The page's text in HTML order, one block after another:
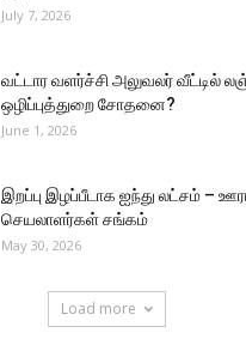
July 7, 2026
வட்டார வளர்ச்சி அலுவலர் வீட்டில்
ஒழிப்புத்துறை சோதனை?
June 1, 2026
இறப்பு இழப்பீடாக ஐந்து லட்சம் –
செயலாளர்கள் சங்கம்
May 30, 2026
Load more